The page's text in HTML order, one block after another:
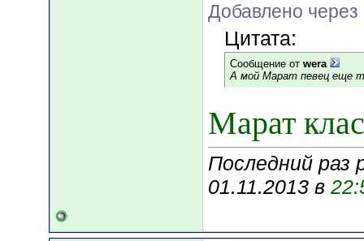
Добавлено через
Цитата:
Сообщение от wera
А мой Марат певец еще
Марат
Последний раз
01.11.2013 в